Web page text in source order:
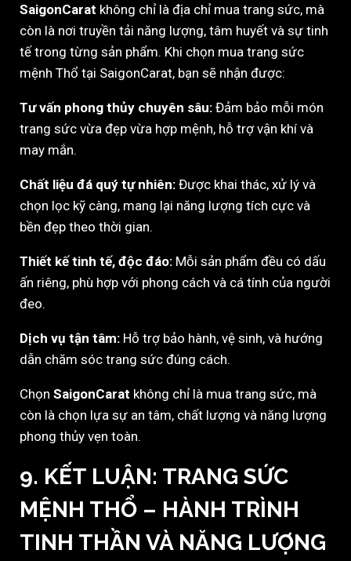
SaigonCarat không chỉ là địa chỉ mua trang sức, mà
còn là nơi truyền tải năng lượng, tâm huyết và sự tinh
tế trong từng sản phẩm. Khi chọn mua trang sức
mệnh Thổ tại SaigonCarat, bạn sẽ nhận được:
Tư vấn phong thủy chuyên sâu: Đảm bảo mỗi món
trang sức vừa đẹp vừa hợp mệnh, hỗ trợ vận khí và
may mắn.
Chất liệu đá quý tự nhiên: Được khai thác, xử lý và
chọn lọc kỹ càng, mang lại năng lượng tích cực và
bền đẹp theo thời gian.
Thiết kế tinh tế, độc đáo: Mỗi sản phẩm đều có dấu
ấn riêng, phù hợp với phong cách và cá tính của người
đeo.
Dịch vụ tận tâm: Hỗ trợ bảo hành, vệ sinh, và hướng
dẫn chăm sóc trang sức đúng cách.
Chọn SaigonCarat không chỉ là mua trang sức, mà
còn là chọn lựa sự an tâm, chất lượng và năng lượng
phong thủy vẹn toàn.
9. KẾT LUẬN: TRANG SỨC
MỆNH THỔ – HÀNH TRÌNH
TINH THẦN VÀ NĂNG LƯỢNG